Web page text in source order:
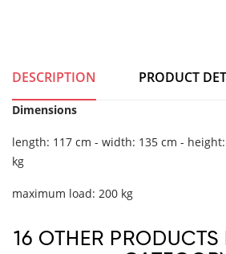
DESCRIPTION PRODUCT
Dimensions
length: 117 cm - width: 135 cm -
kg
maximum load: 200 kg
16 OTHER PRODUCTS